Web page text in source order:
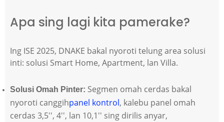
Apa sing lagi kita pamerake?
Ing ISE 2025, DNAKE bakal nyoroti telung area solusi
inti: solusi Smart Home, Apartment, lan Villa.
Solusi Omah Pinter: Segmen omah cerdas bakal
nyoroti canggihpanel kontrol, kalebu panel omah
cerdas 3,5'', 4'', lan 10,1'' sing dirilis anyar,